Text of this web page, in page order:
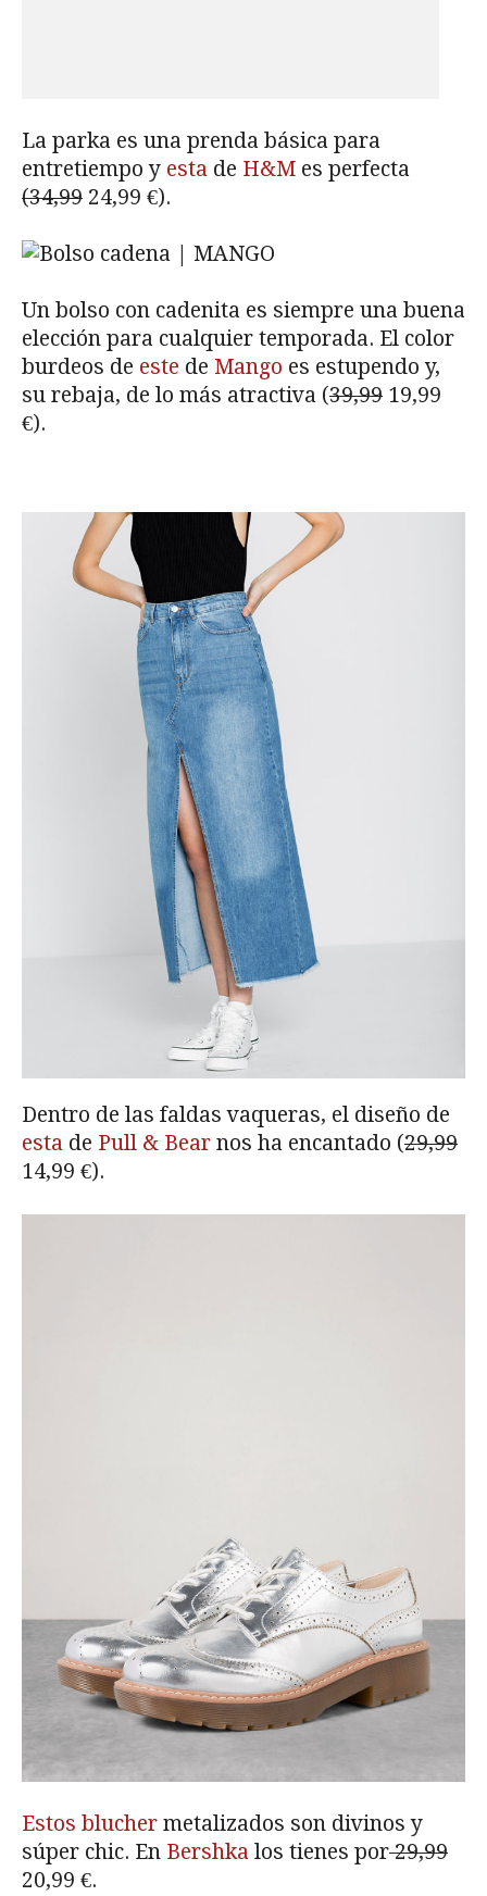
La parka es una prenda básica para
entretiempo y esta de H&M es perfecta
(34,99 24,99 €).
Un bolso con cadenita es siempre una buena
elección para cualquier temporada. El color
burdeos de este de Mango es estupendo y,
su rebaja, de lo más atractiva (39,99 19,99
€).
Dentro de las faldas vaqueras, el diseño de
esta de Pull & Bear nos ha encantado (29,99
14,99 €).
Estos blucher metalizados son divinos y
súper chic. En Bershka los tienes por29,99
20,99 €.